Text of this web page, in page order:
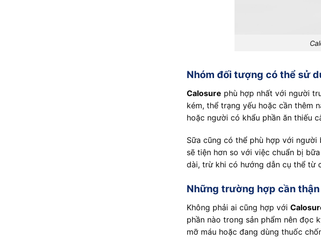
Nhóm đối tượng có thể sử
Calosure phù hợp nhất với người
kém, thể trạng yếu hoặc cần thêm
hoặc người có khẩu phần ăn thiếu
Sữa cũng có thể phù hợp với
sẽ tiện hơn so với việc chuẩn bị
dài, trừ khi có hướng dẫn cụ thể từ
Những trường hợp cần
Không phải ai cũng hợp với
phần nào trong sản phẩm nên đọc
mỡ máu hoặc đang dùng thuốc